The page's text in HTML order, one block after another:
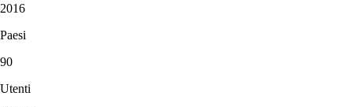
2016
Paesi
90
Utenti